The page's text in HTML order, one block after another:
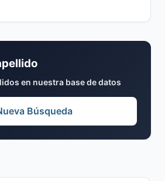
en nuestra base de datos
Búsqueda